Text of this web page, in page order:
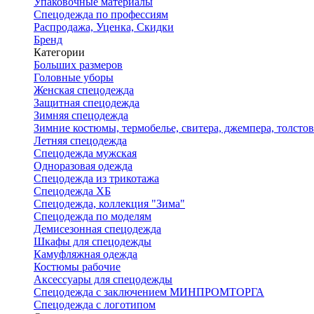
Спецодежда по профессиям
Распродажа, Уценка, Скидки
Бренд
Категории
Больших размеров
Головные уборы
Женская спецодежда
Защитная спецодежда
Зимняя спецодежда
Зимние костюмы, термобелье, свитера, джемпера,
Летняя спецодежда
Спецодежда мужская
Одноразовая одежда
Спецодежда из трикотажа
Спецодежда ХБ
Спецодежда, коллекция "Зима"
Спецодежда по моделям
Демисезонная спецодежда
Шкафы для спецодежды
Камуфляжная одежда
Костюмы рабочие
Аксессуары для спецодежды
Спецодежда с заключением МИНПРОМТОРГА
Спецодежда с логотипом